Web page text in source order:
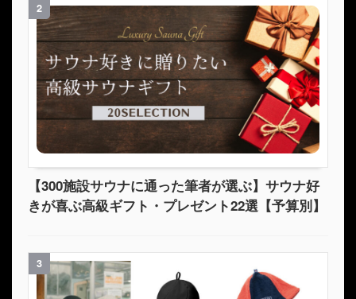
2
【300施設サウナに通った筆者が選ぶ】サウナ好
きが喜ぶ高級ギフト・プレゼント22選【予算別】
3